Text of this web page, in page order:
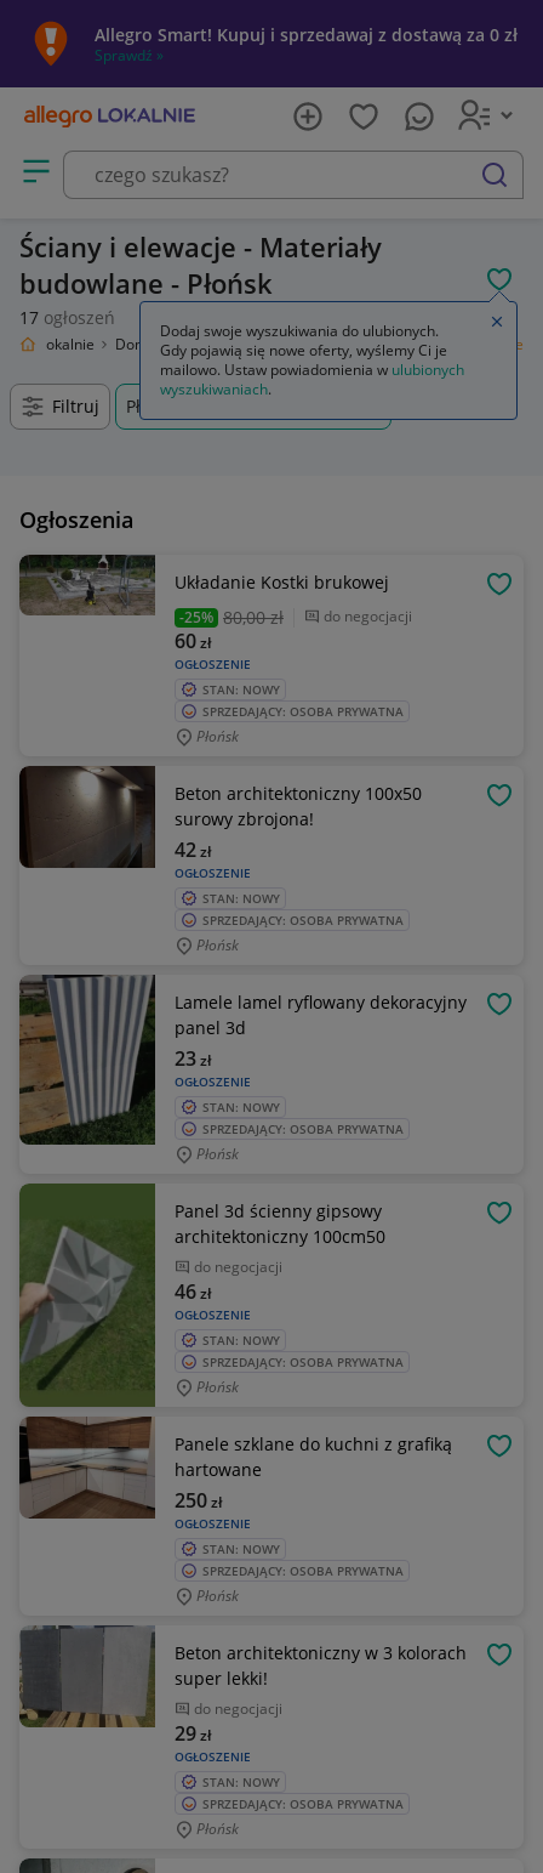
Allegro Smart! Kupuj i sprzedawaj z dostawą za 0 zł
Sprawdź »
Otwórz menu z kategoriami
szukaj
Ściany i elewacje - Materiały
budowlane - Płońsk
17 ogłoszeń
Lokalnie Dom i Ogród Budownictwo i Akcesoria Ściany i elewacje
Filtruj Płońsk, Mazowieckie, +0 km
Ogłoszenia
Układanie Kostki brukowej
-25% 80,00 zł do negocjacji
OGŁOSZENIE
60zł
STAN: NOWY
SPRZEDAJĄCY: OSOBA PRYWATNA
Płońsk
Beton architektoniczny 100x50
surowy zbrojona!
OGŁOSZENIE
42zł
STAN: NOWY
SPRZEDAJĄCY: OSOBA PRYWATNA
Płońsk
Lamele lamel ryflowany dekoracyjny
panel 3d
OGŁOSZENIE
23zł
STAN: NOWY
SPRZEDAJĄCY: OSOBA PRYWATNA
Płońsk
Panel 3d ścienny gipsowy
architektoniczny 100cm50
do negocjacji
OGŁOSZENIE
46zł
STAN: NOWY
SPRZEDAJĄCY: OSOBA PRYWATNA
Płońsk
Panele szklane do kuchni z grafiką
hartowane
OGŁOSZENIE
250zł
STAN: NOWY
SPRZEDAJĄCY: OSOBA PRYWATNA
Płońsk
Beton architektoniczny w 3 kolorach
super lekki!
do negocjacji
OGŁOSZENIE
29zł
STAN: NOWY
SPRZEDAJĄCY: OSOBA PRYWATNA
Płońsk
Dodaj swoje wyszukiwania do ulubionych.
Gdy pojawią się nowe oferty, wyślemy Ci je
mailowo. Ustaw powiadomienia w ulubionych
wyszukiwaniach.